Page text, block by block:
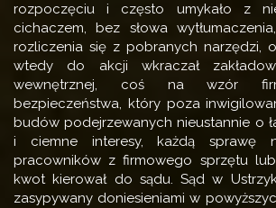
rozpoczęciu i często umykało z
cichaczem, bez słowa
rozliczenia się z pobranych narzędzi,
wtedy do akcji wkraczał
wewnętrznej, coś na wzór
bezpieczeństwa, który poza
budów podejrzewanych nieustannie o
i ciemne interesy, każdą sprawę
pracowników z firmowego sprzętu
kwot kierował do sądu. Sąd w
zasypywany doniesieniami w